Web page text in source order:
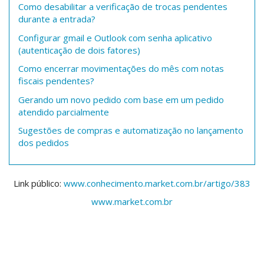
Como desabilitar a verificação de trocas pendentes
durante a entrada?
Configurar gmail e Outlook com senha aplicativo
(autenticação de dois fatores)
Como encerrar movimentações do mês com notas
fiscais pendentes?
Gerando um novo pedido com base em um pedido
atendido parcialmente
Sugestões de compras e automatização no lançamento
dos pedidos
Link público: www.conhecimento.market.com.br/artigo/383
www.market.com.br